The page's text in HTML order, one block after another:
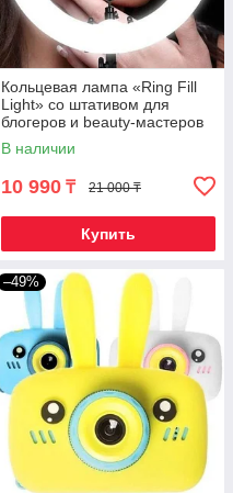
Кольцевая лампа «Ring Fill
Light» со штативом для
блогеров и beauty-мастеров
(26 см)
В наличии
10 990 ₸ 21 000 ₸
Купить
–49%